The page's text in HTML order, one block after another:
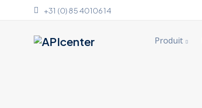
+31 (0) 85 4010614
Produit